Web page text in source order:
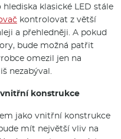
klasické LED stále
kontrolovat z větší
a přehledněji. A pokud
bude možná patřit
omezil jen na
nezabýval.
konstrukce
jako vnitřní konstrukce
mít největší vliv na